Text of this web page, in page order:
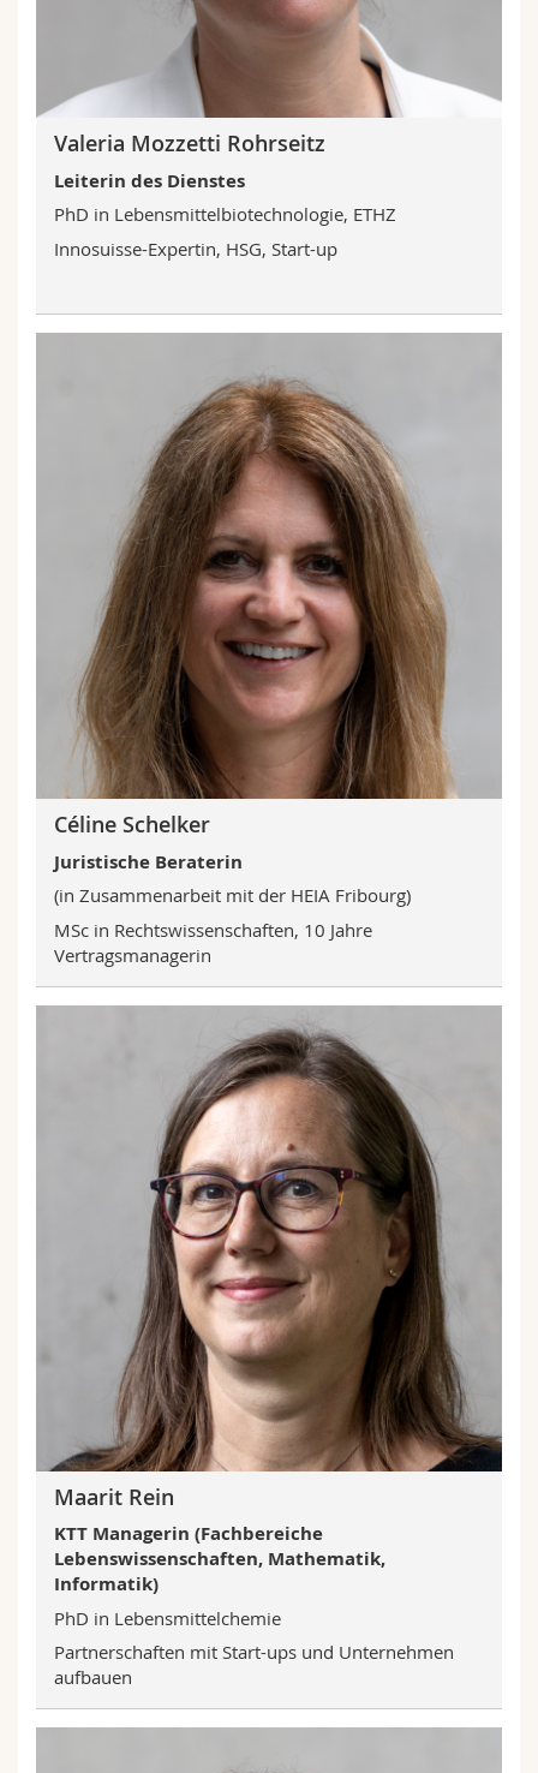
Valeria Mozzetti Rohrseitz
Leiterin des Dienstes
PhD in Lebensmittelbiotechnologie, ETHZ
Innosuisse-Expertin, HSG, Start-up
Céline Schelker
Juristische Beraterin
(in Zusammenarbeit mit der HEIA Fribourg)
MSc in Rechtswissenschaften, 10 Jahre
Vertragsmanagerin
Maarit Rein
KTT Managerin (Fachbereiche
Lebenswissenschaften, Mathematik,
Informatik)
PhD in Lebensmittelchemie
Partnerschaften mit Start-ups und Unternehmen
aufbauen